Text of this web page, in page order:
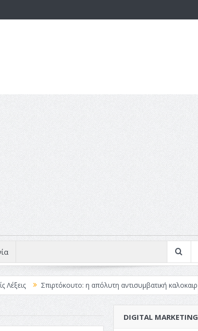
Σπιρτόκουτο: η απόλυτη αντισυμβατική καλοκαιρινή ταινία
DIGITAL MARKETING